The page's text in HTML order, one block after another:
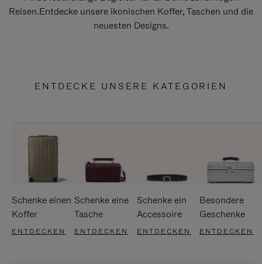
Reisen.Entdecke unsere ikonischen Koffer, Taschen und die
neuesten Designs.
ENTDECKE UNSERE KATEGORIEN
Schenke einen
Koffer
ENTDECKEN
Schenke eine
Tasche
ENTDECKEN
Schenke ein
Accessoire
ENTDECKEN
Besondere
Geschenke
ENTDECKEN